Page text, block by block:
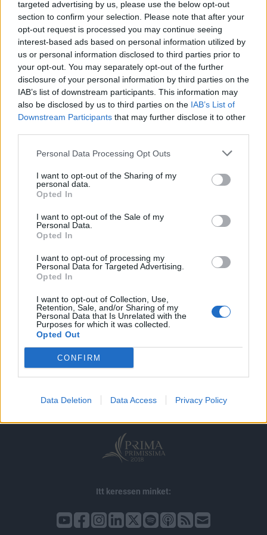
targeted advertising by us, please use the below opt-out
section to confirm your selection. Please note that after your
opt-out request is processed you may continue seeing
interest-based ads based on personal information utilized by
us or personal information disclosed to third parties prior to
your opt-out. You may separately opt-out of the further
disclosure of your personal information by third parties on the
IAB’s list of downstream participants. This information may
also be disclosed by us to third parties on the IAB’s List of
Downstream Participants that may further disclose it to other
Personal Data Processing Opt Outs
I want to opt-out of the Sharing of my
personal data.
Opted In
I want to opt-out of the Sale of my
Personal Data.
Opted In
I want to opt-out of processing my
Personal Data for Targeted Advertising.
Opted In
I want to opt-out of Collection, Use,
Retention, Sale, and/or Sharing of my
Personal Data that Is Unrelated with the
Purposes for which it was collected.
Opted Out
CONFIRM
Data Deletion Data Access Privacy Policy
itthon, a Corvinus gazdinfós hallgatói közül pedig minden
harmadik ebben a témakörben szeretne...
KEDVES OLVASÓNK!
A keresett cikk a portfolio.hu hírarchívumához
tartozik, melynek olvasása előfizetéses
regisztrációhoz kötött.
Az előfizetés a következőket tartalmazza:
Portfolio.hu teljes cikkarchívum
kötéslistái
MÁR ELŐFIZETŐNK VAGY? BEJELENTKEZÉS
© 2026 Portfolio
impresszum
jogi nyilatkozat
kommentkezelés
ÁSZF
Itt keressen minket: